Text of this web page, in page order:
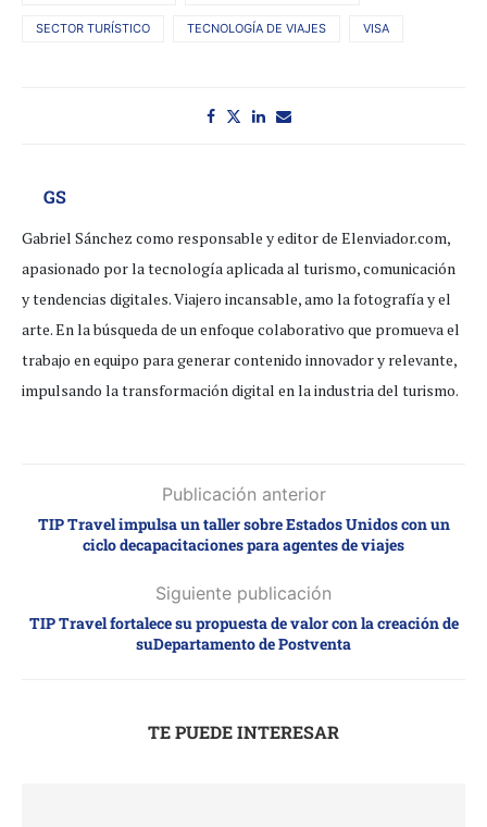
SECTOR TURÍSTICO TECNOLOGÍA DE VIAJES VISA
GS
Gabriel Sánchez como responsable y editor de Elenviador.com,
apasionado por la tecnología aplicada al turismo, comunicación
y tendencias digitales. Viajero incansable, amo la fotografía y el
arte. En la búsqueda de un enfoque colaborativo que promueva el
trabajo en equipo para generar contenido innovador y relevante,
impulsando la transformación digital en la industria del turismo.
Publicación anterior
TIP Travel impulsa un taller sobre Estados Unidos con un
ciclo decapacitaciones para agentes de viajes
Siguiente publicación
TIP Travel fortalece su propuesta de valor con la creación de
suDepartamento de Postventa
TE PUEDE INTERESAR